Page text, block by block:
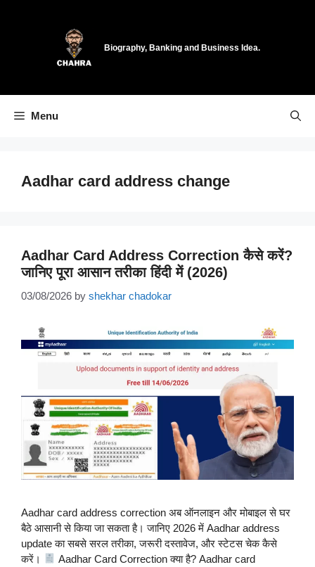
Biography, Banking and Business Idea.
Menu
Aadhar card address change
Aadhar Card Address Correction कैसे करें?
जानिए पूरा आसान तरीका हिंदी में (2026)
03/08/2026 by shekhar chadokar
Aadhar card address correction अब ऑनलाइन और मोबाइल से घर
बैठे आसानी से किया जा सकता है। जानिए 2026 में Aadhar address
update का सबसे सरल तरीका, जरूरी दस्तावेज, और स्टेटस चेक कैसे
करें।
Aadhar Card Correction क्या है? Aadhar card